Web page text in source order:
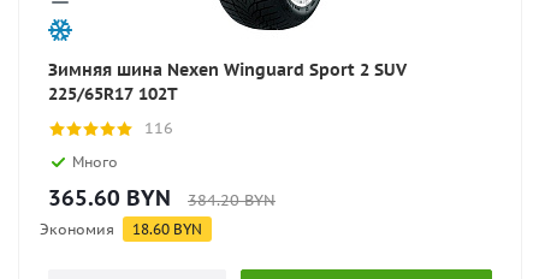
Зимняя шина Nexen Winguard Sport 2 SUV
225/65R17 102T
116
Много
365.60 BYN 384.20BYN
Экономия 18.60 BYN